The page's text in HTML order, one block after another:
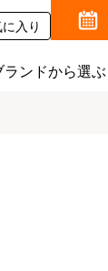
入り
ランドから選ぶ